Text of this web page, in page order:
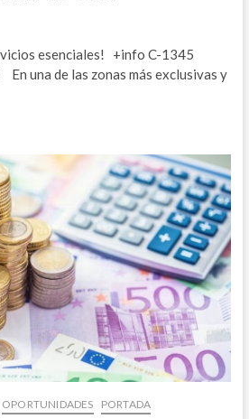
esenciales! +info C-1345
una de las zonas más exclusivas y
OPORTUNIDADES PORTADA